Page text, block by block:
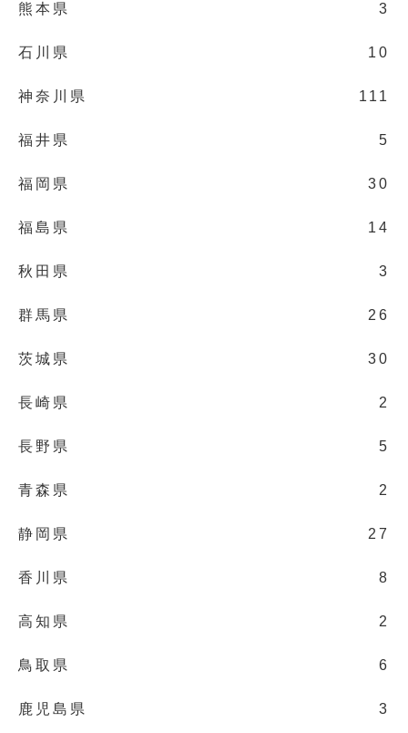
熊本県 3
石川県 10
神奈川県 111
福井県 5
福岡県 30
福島県 14
秋田県 3
群馬県 26
茨城県 30
長崎県 2
長野県 5
青森県 2
静岡県 27
香川県 8
高知県 2
鳥取県 6
鹿児島県 3